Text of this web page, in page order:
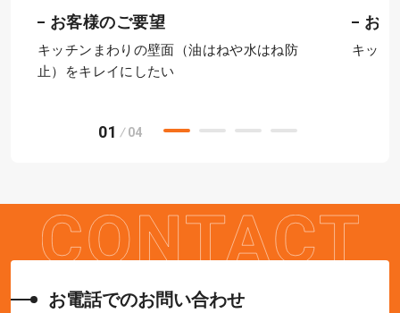
ーム！クリナップのステディア
で使いやすさも格段にアップ
お客様のご要望
キッチンまわりの壁面（油はねや水はね防
止）をキレイにしたい
引
お
キッチ
01 04
お電話でのお問い合わせ